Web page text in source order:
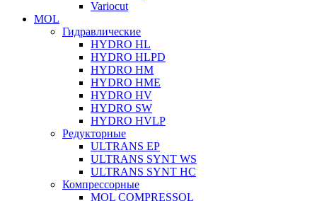
Variocut
MOL
Гидравлические
HYDRO HL
HYDRO HLPD
HYDRO HM
HYDRO HME
HYDRO HV
HYDRO SW
HYDRO HVLP
Редукторные
ULTRANS EP
ULTRANS SYNT WS
ULTRANS SYNT HC
Компрессорные
MOL COMPRESSOL